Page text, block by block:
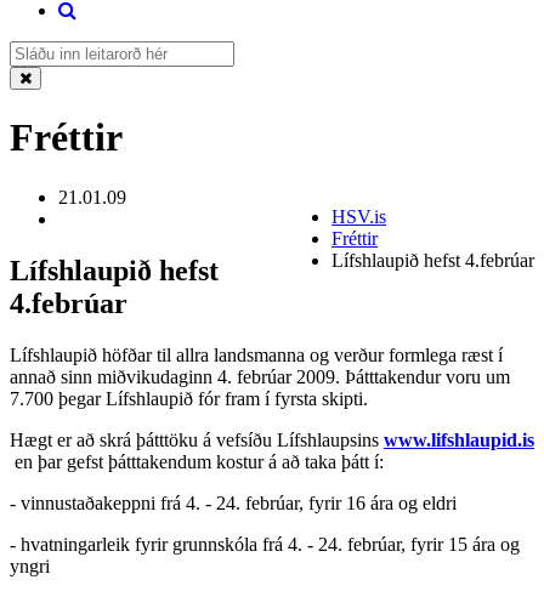
Fréttir
HSV.is
Fréttir
Lífshlaupið hefst 4.febrúar
21.01.09
Lífshlaupið hefst
4.febrúar
Lífshlaupið höfðar til allra landsmanna og verður formlega ræst í
annað sinn miðvikudaginn 4. febrúar 2009. Þátttakendur voru um
7.700 þegar Lífshlaupið fór fram í fyrsta skipti.
Hægt er að skrá þátttöku á vefsíðu Lífshlaupsins www.lifshlaupid.is
en þar gefst þátttakendum kostur á að taka þátt í:
- vinnustaðakeppni frá 4. - 24. febrúar, fyrir 16 ára og eldri
- hvatningarleik fyrir grunnskóla frá 4. - 24. febrúar, fyrir 15 ára og
yngri